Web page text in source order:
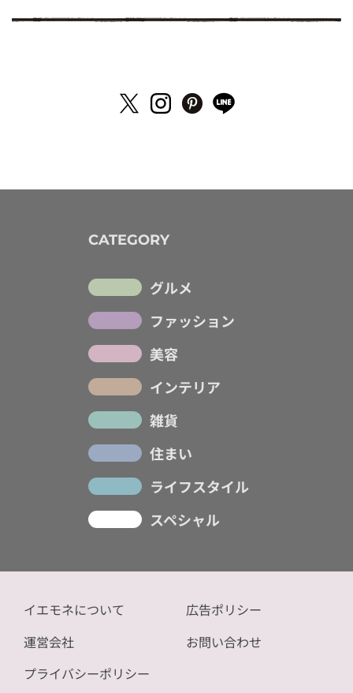
CATEGORY
グルメ
ファッション
美容
インテリア
雑貨
住まい
ライフスタイル
スペシャル
イエモネについて
運営会社
プライバシーポリシー
広告ポリシー
お問い合わせ